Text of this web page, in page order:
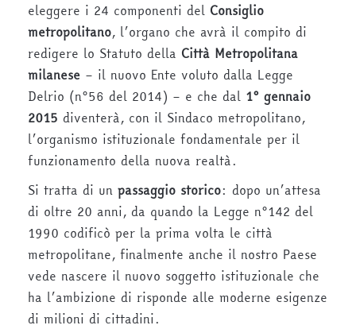
eleggere i 24 componenti del Consiglio
metropolitano, l’organo che avrà il compito di
redigere lo Statuto della Città Metropolitana
milanese – il nuovo Ente voluto dalla Legge
Delrio (n°56 del 2014) – e che dal 1° gennaio
2015 diventerà, con il Sindaco metropolitano,
l’organismo istituzionale fondamentale per il
funzionamento della nuova realtà.
Si tratta di un passaggio storico: dopo un’attesa
di oltre 20 anni, da quando la Legge n°142 del
1990 codificò per la prima volta le città
metropolitane, finalmente anche il nostro Paese
vede nascere il nuovo soggetto istituzionale che
ha l’ambizione di risponde alle moderne esigenze
di milioni di cittadini.